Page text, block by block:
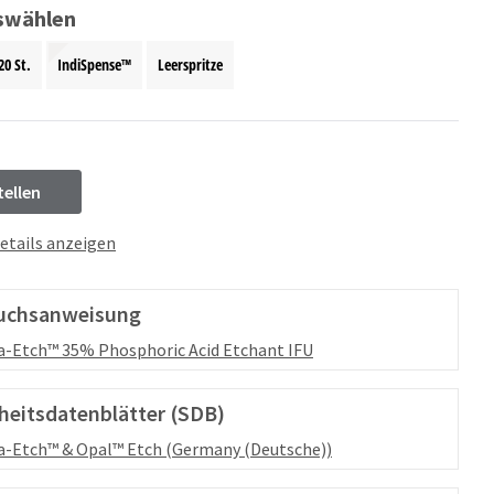
St. IndiSpense™ Leerspritze
anzeigen
Etch™ 35% Phosphoric Acid Etchant IFU
(SDB)
Etch™ & Opal™ Etch (Germany (Deutsche))